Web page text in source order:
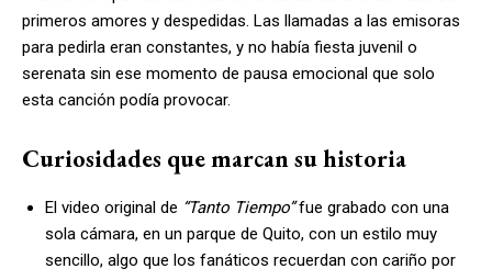
primeros amores y despedidas. Las llamadas a las emisoras
para pedirla eran constantes, y no había fiesta juvenil o
serenata sin ese momento de pausa emocional que solo
esta canción podía provocar.
Curiosidades que marcan su historia
El video original de “Tanto Tiempo”fue grabado con una
sola cámara, en un parque de Quito, con un estilo muy
sencillo, algo que los fanáticos recuerdan con cariño por